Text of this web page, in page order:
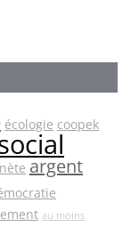
écologie coopek
argent
au moins